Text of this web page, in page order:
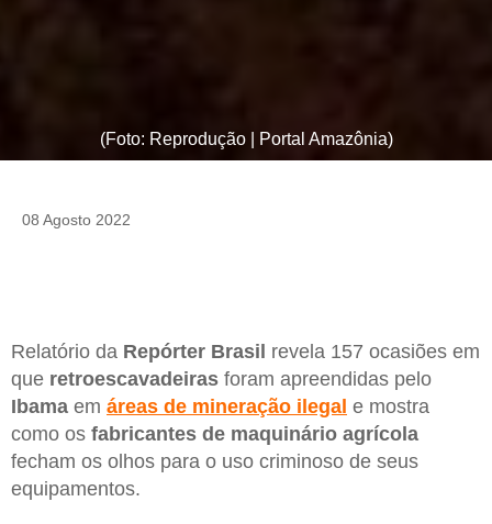
(Foto: Reprodução | Portal Amazônia)
08 Agosto 2022
Relatório da Repórter Brasil revela 157 ocasiões em
que retroescavadeiras foram apreendidas pelo
Ibama em áreas de mineração ilegal e mostra
como os fabricantes de maquinário agrícola
fecham os olhos para o uso criminoso de seus
equipamentos.